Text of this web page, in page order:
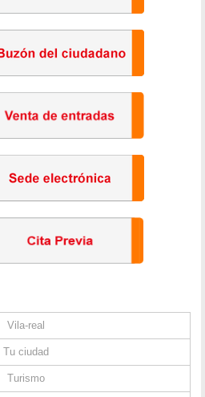
Vila-real
Tu ciudad
Turismo